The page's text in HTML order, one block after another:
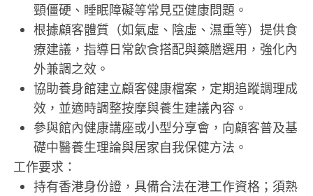
頸僵硬、睡眠障礙等常見亞健康問題。
根據顧客體質（如氣虛、陰虛、濕重等）提供食
療建議，指導日常飲食搭配與藥膳選用，強化內
外兼調之效。
協助養身館建立顧客健康檔案，定期追蹤調理成
效，並適時調整按摩與養生建議內容。
參與館內健康講座或小型分享會，向顧客普及基
礎中醫養生理論與居家自我保健方法。
工作要求：
持有香港身份證，具備合法在港工作資格；須熟